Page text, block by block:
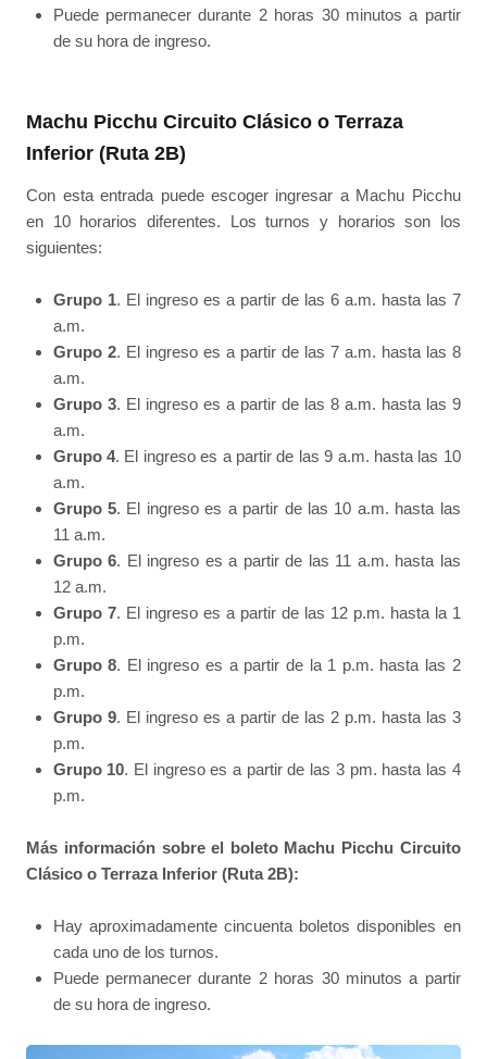
Puede permanecer durante 2 horas 30 minutos a partir
de su hora de ingreso.
Machu Picchu Circuito Clásico o Terraza
Inferior (Ruta 2B)
Con esta entrada puede escoger ingresar a Machu Picchu
en 10 horarios diferentes. Los turnos y horarios son los
siguientes:
Grupo 1. El ingreso es a partir de las 6 a.m. hasta las 7
a.m.
Grupo 2. El ingreso es a partir de las 7 a.m. hasta las 8
a.m.
Grupo 3. El ingreso es a partir de las 8 a.m. hasta las 9
a.m.
Grupo 4. El ingreso es a partir de las 9 a.m. hasta las 10
a.m.
Grupo 5. El ingreso es a partir de las 10 a.m. hasta las
11 a.m.
Grupo 6. El ingreso es a partir de las 11 a.m. hasta las
12 a.m.
Grupo 7. El ingreso es a partir de las 12 p.m. hasta la 1
p.m.
Grupo 8. El ingreso es a partir de la 1 p.m. hasta las 2
p.m.
Grupo 9. El ingreso es a partir de las 2 p.m. hasta las 3
p.m.
Grupo 10. El ingreso es a partir de las 3 pm. hasta las 4
p.m.
Más información sobre el boleto Machu Picchu Circuito
Clásico o Terraza Inferior (Ruta 2B):
Hay aproximadamente cincuenta boletos disponibles en
cada uno de los turnos.
Puede permanecer durante 2 horas 30 minutos a partir
de su hora de ingreso.